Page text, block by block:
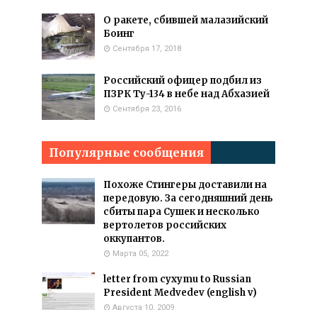
О ракете, сбившей малазийский
Боинг
Сентября 17, 2018
Российский офицер подбил из
ПЗРК Ту-134 в небе над Абхазией
Сентября 23, 2016
Популярные сообщения
Похоже Стингеры доставили на
передовую. За сегодняшний день
сбиты пара Сушек и несколько
вертолетов российских
оккупантов.
Марта 05, 2022
letter from cyxymu to Russian
President Medvedev (english v)
Августа 10, 2009